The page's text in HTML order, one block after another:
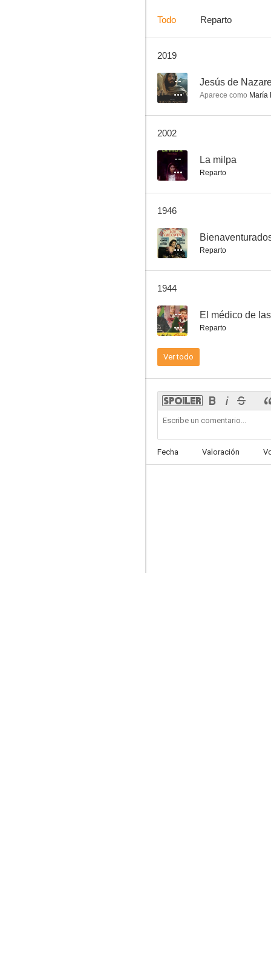
El barbero prodigioso
--
Todo Reparto
2019
-- Jesús de
Aparece como María
2002
-- La milpa
Reparto
1946
--
Reparto
1944
-- El médico de
Reparto
Ver todo
Fecha Valoración